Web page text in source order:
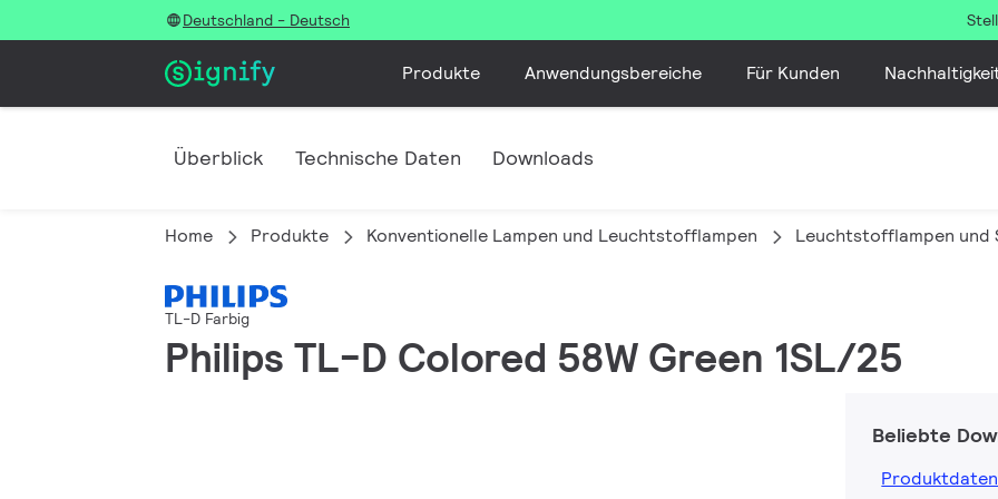
Deutschland - Deutsch
Produkte Anwendungsbereiche Für Kunden
Überblick Technische Daten Downloads
Home Produkte Konventionelle Lampen und Leuchtstofflampen Leuchtstofflampen und
TL-D Farbig
Philips TL-D Colored 58W Green 1SL/25
Beliebte